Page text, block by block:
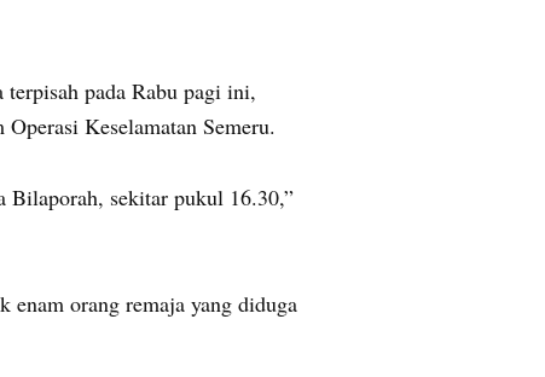
pada Rabu pagi ini,
Keselamatan Semeru.
Bilaporah, sekitar pukul 16.30,”
orang remaja yang diduga